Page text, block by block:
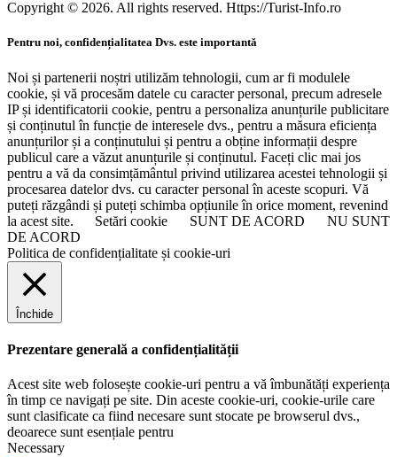
Copyright © 2026. All rights reserved. Https://Turist-Info.ro
Pentru noi, confidențialitatea Dvs. este importantă
Noi și partenerii noștri utilizăm tehnologii, cum ar fi modulele
cookie, și vă procesăm datele cu caracter personal, precum adresele
IP și identificatorii cookie, pentru a personaliza anunțurile publicitare
și conținutul în funcție de interesele dvs., pentru a măsura eficiența
anunțurilor și a conținutului și pentru a obține informații despre
publicul care a văzut anunțurile și conținutul. Faceți clic mai jos
pentru a vă da consimțământul privind utilizarea acestei tehnologii și
procesarea datelor dvs. cu caracter personal în aceste scopuri. Vă
puteți răzgândi și puteți schimba opțiunile în orice moment, revenind
la acest site.
Setări cookie SUNT DE ACORD
NU SUNT
DE ACORD
Politica de confidențialitate și cookie-uri
Închide
Prezentare generală a confidențialității
Acest site web folosește cookie-uri pentru a vă îmbunătăți experiența
în timp ce navigați pe site. Din aceste cookie-uri, cookie-urile care
sunt clasificate ca fiind necesare sunt stocate pe browserul dvs.,
deoarece sunt esențiale pentru
Necessary